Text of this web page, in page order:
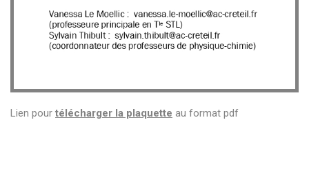
Lien pour télécharger la plaquette au format pdf